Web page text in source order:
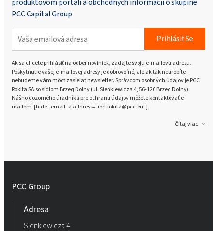
PCC Capital Group
Prihlásiť Se
Ak sa chcete prihlásiť na odber noviniek, zadajte svoju e-mailovú adresu.
Poskytnutie vašej e-mailovej adresy je dobrovoľné, ale ak tak neurobíte,
nebudeme vám môcť zasielať newsletter. Správcom osobných údajov je PCC
Rokita SA so sídlom Brzeg Dolny (ul. Sienkiewicza 4, 56-120 Brzeg Dolny).
Nášho dozorného úradníka pre ochranu údajov môžete kontaktovať e-
mailom: [hide _email_a address="iod.rokita@pcc.eu"].
Čítaj viac
PCC Group
Adresa
Sienkiewicza 4